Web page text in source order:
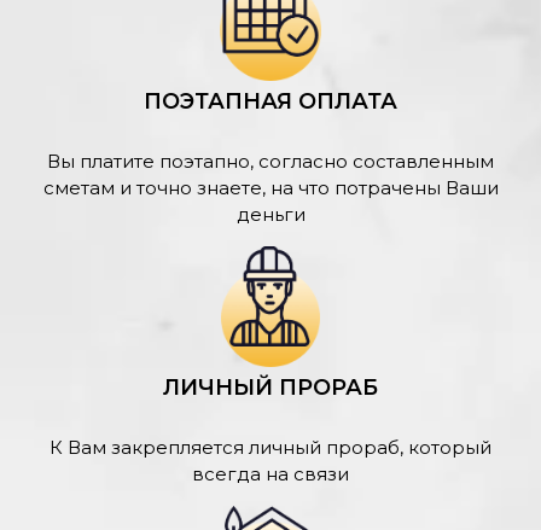
ПОЭТАПНАЯ ОПЛАТА
Вы платите поэтапно, согласно составленным
сметам и точно знаете, на что потрачены Ваши
деньги
ЛИЧНЫЙ ПРОРАБ
К Вам закрепляется личный прораб, который
всегда на связи